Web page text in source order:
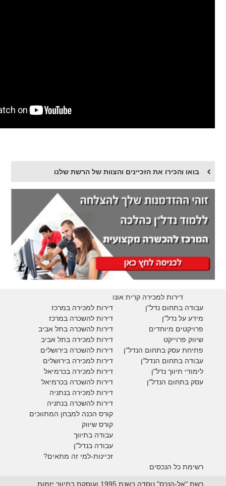
בואו והכירו את הזכיינים והצוות של הרשת שלנו
דירות למכירה קרית אונו
דירות למכירה במרכז
דירות להשכרה במרכז
דירות להשכרה בתל אביב
דירות למכירה בתל אביב
דירות להשכרה בירושלים
דירות למכירה בירושלים
דירות למכירה בכרמיאל
דירות להשכרה בכרמיאל
דירות למכירה בנתניה
דירות להשכרה בנתניה
קורס הכנה למבחן המתווכים
קורס שיווק
עבודה בתיווך
עבודה בנדל"ן
זכיינות-למי זה מתאים?
עבודה בתחום נדל"ן
מידע על נדל"ן
פרויקטים מיוחדים
שיווק פרוייקט
פתיחת עסק בתחום הנדל"ן
עבודה בתחום הנדל"ן
לימודי תיווך נדל"ן
עסק בתחום הנדל"ן
רשימת כל הנכסים
רשת "אל-הנכס" נוסדה בשנת 1995 ועוסקת בתיווך יזמות